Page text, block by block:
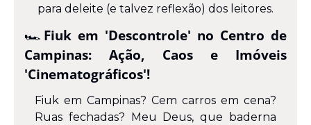
para deleite (e talvez reflexão) dos leitores.
🏎️ Fiuk em 'Descontrole' no Centro de
Campinas: Ação, Caos e Imóveis
'Cinematográficos'!
Fiuk em Campinas? Cem carros em cena?
Ruas fechadas? Meu Deus, que baderna